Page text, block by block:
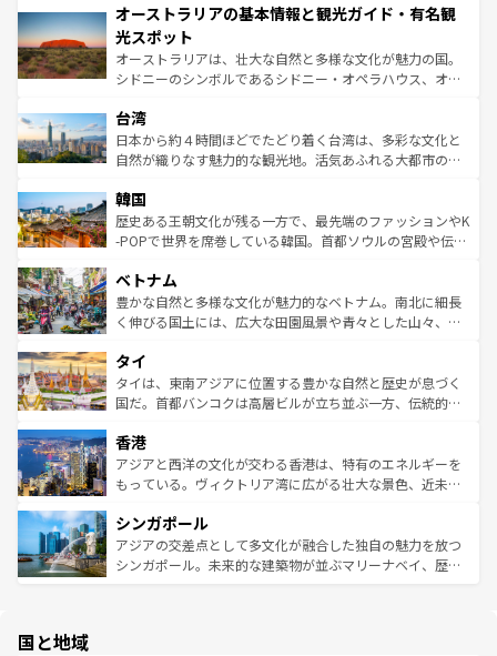
部のニューオーリンズでは、音楽と美食が融合した独特の
文化が魅力。旅行者はアメリカの各地域で異なる魅力を楽
しみながら、その多様性と豊かな歴史を感じることができ
るだろう。車でのロードトリップや列車の旅も、アメリカ
情報は
ワイ島は見逃せない。また、定番の観光地といえばオアフ
島だが、静かな自然を求めるならマウイ島やカウアイ島が
おすすめ。エメラルドグリーンに輝く海をはじめ、豊かな
文化や歴史が息づいている。「アロハスピリット」と呼ば
人々、おいしいローカルフードやハワイアンミュージッ
ク、伝統的なフラダンスなど、すべてがハワイの魅力を彩
っている。訪れるたびに新しい発見と感動が待っているハ
はコンテンツ一覧
オーストラリアの基本情報と観光ガイド・有名観
光スポット
オーストラリアは、壮大な自然と多様な文化が魅力の国。
シドニーのシンボルであるシドニー・オペラハウス、オー
リアリーフや大陸中央部にそびえるウルル（エアーズロッ
ク）、タスマニアの美しい原生林やケアンズの熱帯雨林な
ど、見どころがたくさん。また、カフェやワイン、オージ
いる。アクティビティも充実しており、サーフィンやダイ
ビング、ハイキングなど、アウトドア好きにはたまらな
い。オーストラリアの多彩な魅力を存分に味わいつくそ
参照してほしい。
台湾
日本から約４時間ほどでたどり着く台湾は、多彩な文化と
自然が織りなす魅力的な観光地。活気あふれる大都市の台
ン）、静ひつな山岳地帯である台湾東部など、都市の喧騒
と山間の静けさが共存しており、訪れる人に新しい発見と
驚きをもたらしてくれる。また、奥深い台湾の食文化も魅
容にもいいと評判のスイーツなど、バラエティ豊かな料理
が味わえる。 なお、新着の台湾情報は コンテンツ一覧を参
照してほしい。
韓国
歴史ある王朝文化が残る一方で、最先端のファッションやK
-POPで世界を席巻している韓国。首都ソウルの宮殿や伝統
き、地方に足を延ばせば四季折々の自然美を楽しむことが
できる。そして、キムチや焼肉、絶品のストリートフード
まで、さまざまな韓国料理が待っている。夜には、韓国な
リティに包まれながら、韓国の多彩な魅力を心ゆくまで味
わってみてほしい。 なお、新着の韓国情報はコンテンツ一
覧を参照してほしい。
ベトナム
豊かな自然と多様な文化が魅力的なベトナム。南北に細長
く伸びる国土には、広大な田園風景や青々とした山々、世
急速な発展と共に伝統が息づく。ハノイの古い町並みやホ
ーチミン市のフランス統治時代の建物も、独特の雰囲気を
醸し出している。また、バラエティの豊かさとおいしさで
とつ。フォーやバインミー、ベトナムコーヒーなどは、ぜ
ひ現地で味わいたい。どの地域を訪れてもあたたかい人々
が旅行者を迎えてくれるので、きっと忘れられない旅にな
参照してほしい。
タイ
タイは、東南アジアに位置する豊かな自然と歴史が息づく
国だ。首都バンコクは高層ビルが立ち並ぶ一方、伝統的な
の活気が交差している。北部ではチェンマイなどの山岳地
帯で自然と触れ合い、南部ではプーケットやクラビの美し
いビーチでリゾート気分を楽しむことができる。タイ料理
激する。気候は一年中温暖で、どの季節にも異なる楽しみ
が待っている。親しみやすいタイの人々、仏教を中心とし
た文化、そして多様な観光資源が、訪れる旅人を魅了し続
香港
アジアと西洋の文化が交わる香港は、特有のエネルギーを
もっている。ヴィクトリア湾に広がる壮大な景色、近未来
み、どこを訪れても感動するはず。観光スポットが密集し
ており、効率よく見どころを回れるのも魅力。息をのむよ
うな絶景から文化的な体験まで、香港を存分に楽しみ尽く
シンガポール
アジアの交差点として多文化が融合した独自の魅力を放つ
シンガポール。未来的な建築物が並ぶマリーナベイ、歴史
国と地域